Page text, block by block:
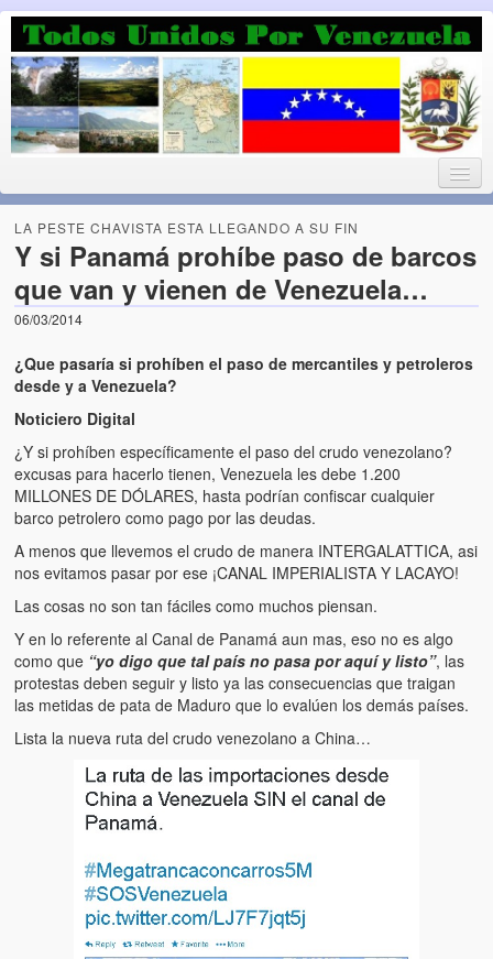
Luchando por la Democracia
Fuera el chavismo, la peor peste que le ha caido a esta tierra
Home
Todos Unidos por Venezuela te da la bienvenida a éste nuestro
Acerca de este blog (About this Blog)
Artículos
El Tipo y los Rojos en Los Teques (The Jerk and the Reds in
Teques)
Hablé con Chavistas (I spoke with chavistas)
La burla del Chavez “tan amante de los niños” (The mockery of
Chavez “such a children lover”)
Los niños de las calles de Venezuela (Children of the streets of
Venezuela)
Luis y El Mono… en armas (Luis and El Mono… armed)
Puente Llaguno, Miraflores… ¿y Lina?
Radio Emisoras y canales de televisión clausurados por el
de Chávez hasta el 2009
Victimas del 11 de abril de 2002
LA PESTE CHAVISTA ESTA LLEGANDO A SU FIN
Y si Panamá prohíbe paso de barcos
que van y vienen de Venezuela…
06/03/2014
¿Que pasaría si prohíben el paso de mercantiles y petroleros
desde y a Venezuela?
Noticiero Digital
¿Y si prohíben específicamente el paso del crudo venezolano?
excusas para hacerlo tienen, Venezuela les debe 1.200
MILLONES DE DÓLARES, hasta podrían confiscar cualquier
barco petrolero como pago por las deudas.
A menos que llevemos el crudo de manera INTERGALATTICA, asi
nos evitamos pasar por ese ¡CANAL IMPERIALISTA Y LACAYO!
Las cosas no son tan fáciles como muchos piensan.
Y en lo referente al Canal de Panamá aun mas, eso no es algo
como que “yo digo que tal país no pasa por aquí y listo”, las
protestas deben seguir y listo ya las consecuencias que traigan
las metidas de pata de Maduro que lo evalúen los demás países.
Lista la nueva ruta del crudo venezolano a China…